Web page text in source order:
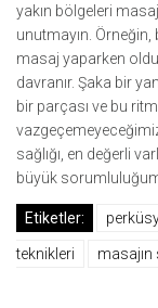
yakın bölgeleri
unutmayın.
masaj yaparken
davranır. Şaka bir
bir parçası ve bu
sağlığı, en değerli
büyük
Etiketler:
teknikleri masajın